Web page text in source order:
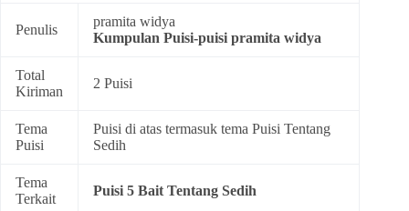
Penulis
pramita widya
Kumpulan Puisi-puisi pramita widya
Total
Kiriman
2 Puisi
Tema
Puisi
Puisi di atas termasuk tema Puisi Tentang
Sedih
Tema
Terkait
Puisi 5 Bait Tentang Sedih